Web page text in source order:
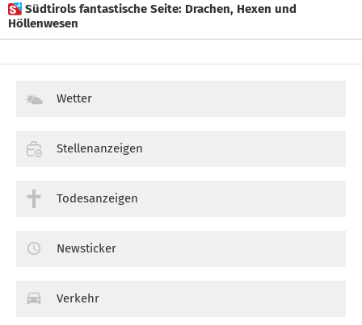
 Südtirols fantastische Seite: Drachen, Hexen und
Höllenwesen
Wetter
Stellenanzeigen
Todesanzeigen
Newsticker
Verkehr